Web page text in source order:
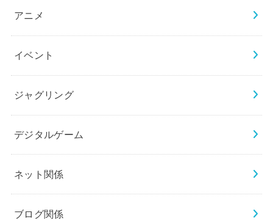
アニメ
イベント
ジャグリング
デジタルゲーム
ネット関係
ブログ関係